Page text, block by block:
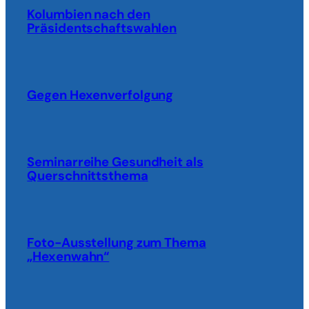
Kolumbien nach den
Präsidentschaftswahlen
Gegen Hexenverfolgung
Seminarreihe Gesundheit als
Querschnittsthema
Foto-Ausstellung zum Thema
„Hexenwahn“